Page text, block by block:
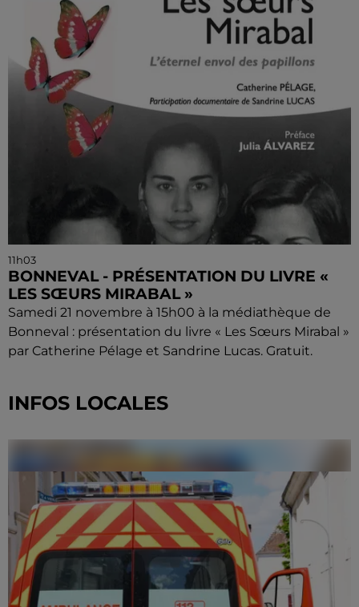
11h03
BONNEVAL - PRÉSENTATION DU LIVRE «
LES SŒURS MIRABAL »
Samedi 21 novembre à 15h00 à la médiathèque de
Bonneval : présentation du livre « Les Sœurs Mirabal »
par Catherine Pélage et Sandrine Lucas. Gratuit.
INFOS LOCALES